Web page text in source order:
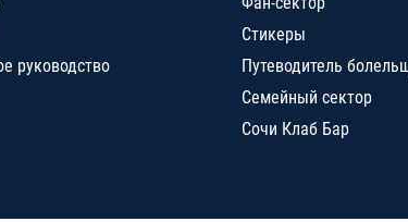
руководство
Стикеры
Путеводитель
Семейный сектор
Сочи Клаб Бар